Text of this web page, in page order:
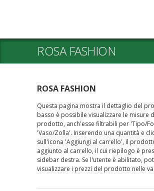
ROSA FASHION
ROSA FASHION
Questa pagina mostra il dettaglio del
basso è possibile visualizzare le misure
prodotto, anch'esse filtrabili per 'Tipo/
'Vaso/Zolla'. Inserendo una quantità e
sull'icona 'Aggiungi al carrello', il
aggiunto al carrello, il cui riepilogo è
sidebar destra. Se l'utente è abilitato,
visualizzare i prezzi del prodotto nelle